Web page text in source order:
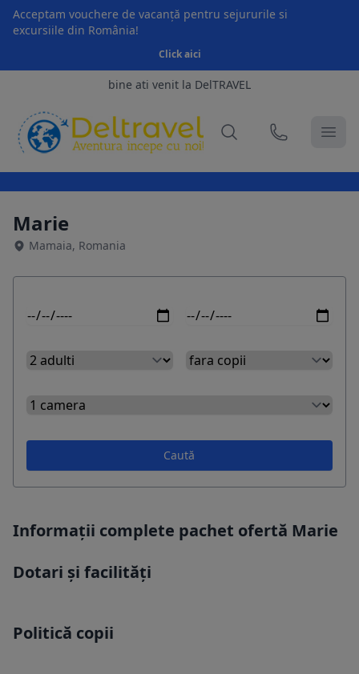
Acceptam vouchere de vacanță pentru sejururile si
excursiile din România!
Click aici
bine ati venit la DelTRAVEL
Marie
Mamaia, Romania
Caută
Informații complete pachet ofertă Marie
Dotari și facilități
Politică copii